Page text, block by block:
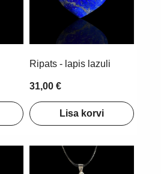
Ripats - lapis lazuli
31,00 €
Lisa korvi